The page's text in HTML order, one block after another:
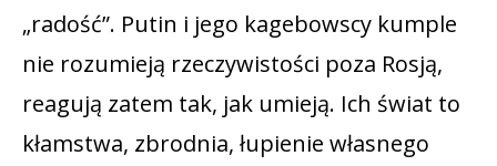
„radość”. Putin i jego kagebowscy kumple
nie rozumieją rzeczywistości poza Rosją,
reagują zatem tak, jak umieją. Ich świat to
kłamstwa, zbrodnia, łupienie własnego